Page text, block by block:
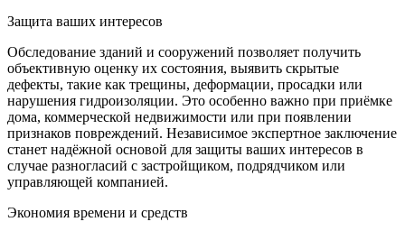
Защита ваших интересов
Обследование зданий и сооружений позволяет получить
объективную оценку их состояния, выявить скрытые
дефекты, такие как трещины, деформации, просадки или
нарушения гидроизоляции. Это особенно важно при приёмке
дома, коммерческой недвижимости или при появлении
признаков повреждений. Независимое экспертное заключение
станет надёжной основой для защиты ваших интересов в
случае разногласий с застройщиком, подрядчиком или
управляющей компанией.
Экономия времени и средств